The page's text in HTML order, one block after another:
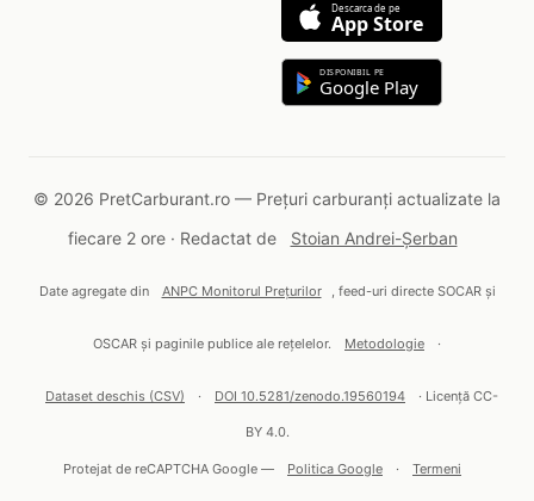
Descarca de pe
App Store
DISPONIBIL PE
Google Play
© 2026 PretCarburant.ro — Prețuri carburanți actualizate la
fiecare 2 ore · Redactat de
Stoian Andrei-Șerban
Date agregate din ANPC Monitorul Prețurilor , feed-uri directe SOCAR și
OSCAR și paginile publice ale rețelelor. Metodologie ·
Dataset deschis (CSV) · DOI 10.5281/zenodo.19560194 · Licență CC-
BY 4.0.
Protejat de reCAPTCHA Google — Politica Google · Termeni